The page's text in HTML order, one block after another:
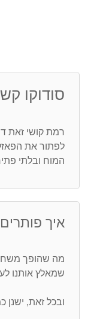
סודוקו
רמת קושי זאת
לפתור את
המוח ובלתי
איך
מה שהופך
שמאלץ אותנו
ובכל זאת, ישנן